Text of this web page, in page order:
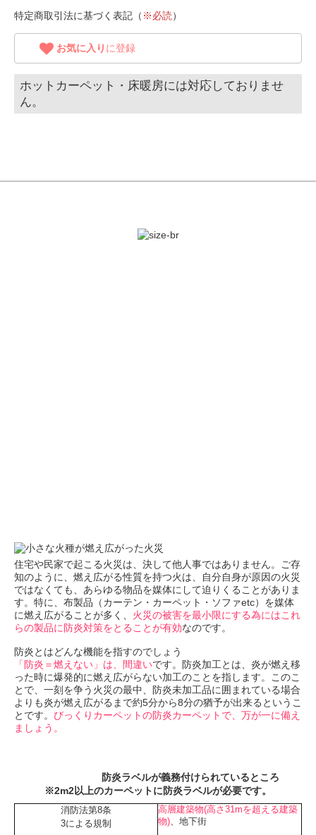
特定商取引法に基づく表記（ ※必読）
お気に入り に登録
ホットカーペット・床暖房には対応しておりませ
ん。
住宅や民家で起こる火災は、決して他人事ではありません。ご存
知のように、燃え広がる性質を持つ火は、自分自身が原因の火災
ではなくても、あらゆる物品を媒体にして迫りくることがありま
す。特に、布製品（カーテン・カーペット・ソファetc）を媒体
に燃え広がることが多く、 火災の被害を最小限にする為にはこれ
らの製品に防炎対策をとることが有効なのです。
防炎とはどんな機能を指すのでしょう
「防炎＝燃えない」は、間違いです。防炎加工とは、炎が燃え移
った時に爆発的に燃え広がらない加工のことを指します。このこ
とで、一刻を争う火災の最中、防炎未加工品に囲まれている場合
よりも炎が燃え広がるまで約5分から8分の猶予が出来るというこ
とです。 びっくりカーペットの防炎カーペットで、万が一に備え
ましょう。
防炎ラベルが義務付けられているところ
※2m2以上のカーペットに防炎ラベルが必要です。
消防法第8条
3による規制
高層建築物(高さ31mを超える建築
物)、地下街